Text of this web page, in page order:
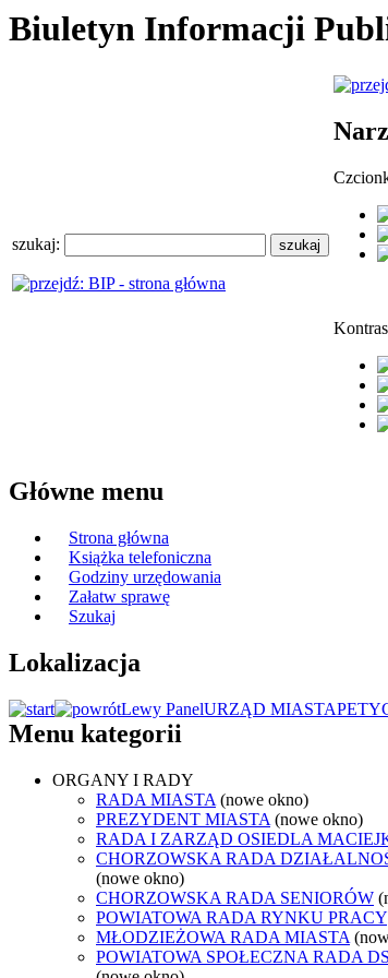
Biuletyn Informacji
szukaj:
Główne menu
Strona główna
Książka telefoniczna
Godziny urzędowania
Załatw sprawę
Szukaj
Lokalizacja
Lewy PanelURZĄD MIASTA
Menu kategorii
ORGANY I RADY
RADA MIASTA (nowe okno)
PREZYDENT MIASTA (nowe okno)
RADA I ZARZĄD OSIEDLA
CHORZOWSKA RADA
(nowe okno)
CHORZOWSKA RADA SENIORÓW
POWIATOWA RADA RYNKU PRACY
MŁODZIEŻOWA RADA MIASTA
POWIATOWA SPOŁECZNA RADA